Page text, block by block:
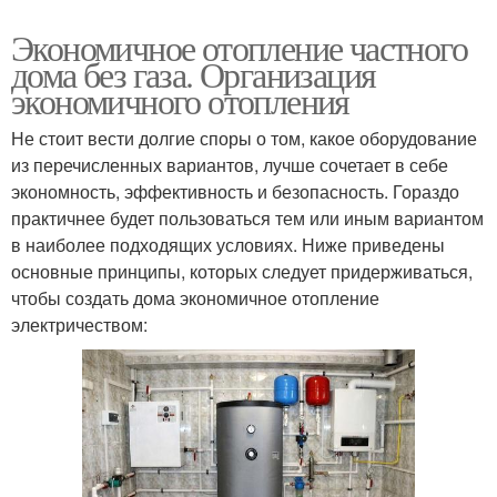
Экономичное отопление частного
дома без газа. Организация
экономичного отопления
Не стоит вести долгие споры о том, какое оборудование
из перечисленных вариантов, лучше сочетает в себе
экономность, эффективность и безопасность. Гораздо
практичнее будет пользоваться тем или иным вариантом
в наиболее подходящих условиях. Ниже приведены
основные принципы, которых следует придерживаться,
чтобы создать дома экономичное отопление
электричеством: